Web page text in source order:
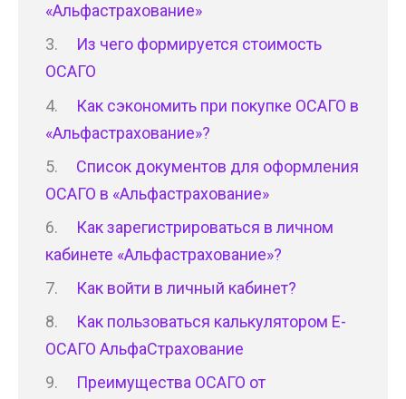
«Альфастрахование»
Из чего формируется стоимость
ОСАГО
Как сэкономить при покупке ОСАГО в
«Альфастрахование»?
Список документов для оформления
ОСАГО в «Альфастрахование»
Как зарегистрироваться в личном
кабинете «Альфастрахование»?
Как войти в личный кабинет?
Как пользоваться калькулятором Е-
ОСАГО АльфаСтрахование
Преимущества ОСАГО от